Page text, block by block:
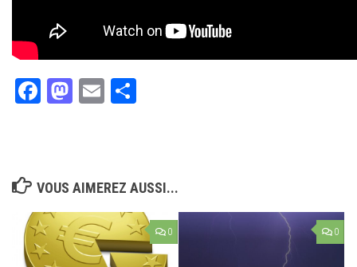
Facebook
Mastodon
Email
VOUS AIMEREZ AUSSI...
0 0